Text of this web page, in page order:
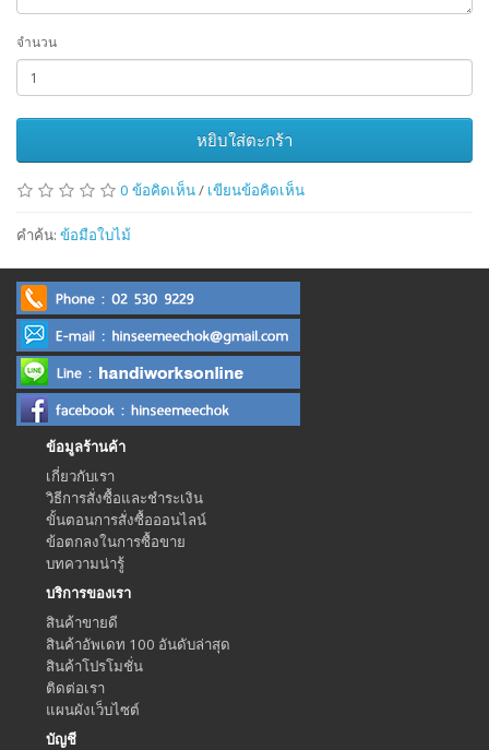
จำนวน
หยิบใส่ตะกร้า
0 ข้อคิดเห็น/ เขียนข้อคิดเห็น
คำค้น: ข้อมือใบไม้
ข้อมูลร้านค้า
เกี่ยวกับเรา
วิธีการสั่งซื้อและชำระเงิน
ขั้นตอนการสั่งซื้อออนไลน์
ข้อตกลงในการซื้อขาย
บทความน่ารู้
บริการของเรา
สินค้าขายดี
สินค้าอัพเดท 100 อันดับล่าสุด
สินค้าโปรโมชั่น
ติดต่อเรา
แผนผังเว็บไซต์
บัญชี